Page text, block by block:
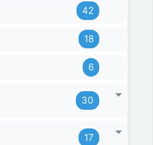
42
18
6
30
17